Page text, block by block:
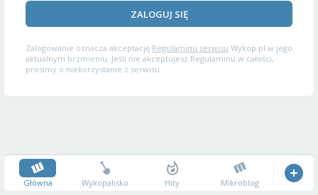
ZALOGUJ SIĘ
Zalogowanie oznacza akceptację Regulaminu serwisu Wykop.pl w jego
aktualnym brzmieniu. Jeśli nie akceptujesz Regulaminu w całości,
prosimy o niekorzystanie z serwisu.
Główna Wykopalisko Hity Mikroblog